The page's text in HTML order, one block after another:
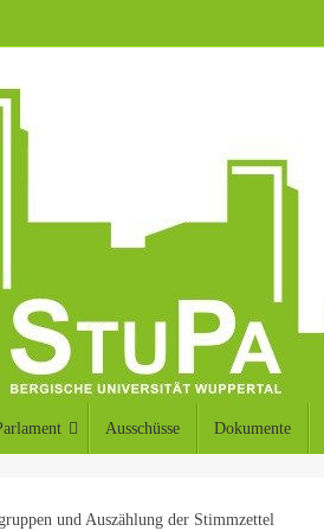
Ausschüsse Dokumente
und Auszählung der Stimmzettel